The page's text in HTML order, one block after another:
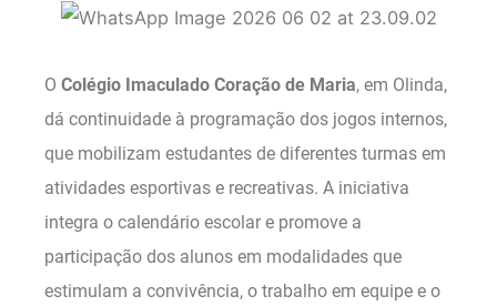
O Colégio Imaculado Coração de Maria, em Olinda,
dá continuidade à programação dos jogos internos,
que mobilizam estudantes de diferentes turmas em
atividades esportivas e recreativas. A iniciativa
integra o calendário escolar e promove a
participação dos alunos em modalidades que
estimulam a convivência, o trabalho em equipe e o